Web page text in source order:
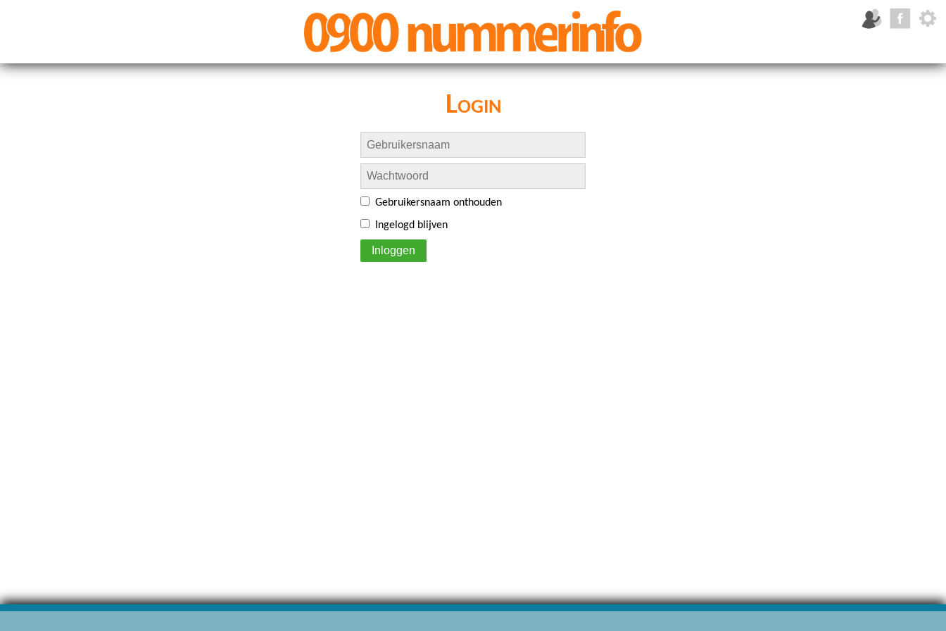
Login
Gebruikersnaam onthouden
Ingelogd blijven
Inloggen